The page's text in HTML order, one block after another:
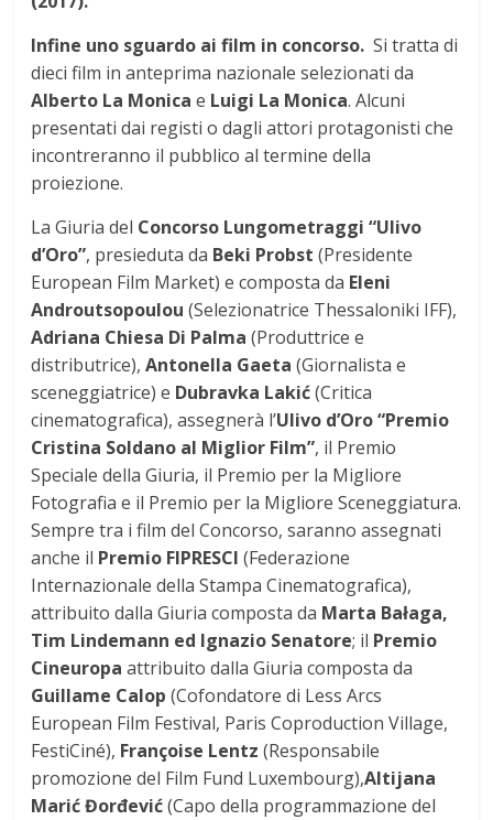
Infine uno sguardo ai film in concorso.Si tratta di
dieci film in anteprima nazionale selezionati da
Alberto La Monicae Luigi La Monica. Alcuni
presentati dai registi o dagli attori protagonisti che
incontreranno il pubblico al termine della
proiezione.
La Giuria del Concorso Lungometraggi “Ulivo
d’Oro”, presieduta da Beki Probst(Presidente
European Film Market) e composta da Eleni
Androutsopoulou(Selezionatrice Thessaloniki IFF),
Adriana Chiesa Di Palma (Produttrice e
distributrice),Antonella Gaeta(Giornalista e
sceneggiatrice) e Dubravka Lakić(Critica
cinematografica), assegnerà l’Ulivo d’Oro “Premio
Cristina Soldano al Miglior Film”, il Premio
Speciale della Giuria, il Premio per la Migliore
Fotografia e il Premio per la Migliore Sceneggiatura.
Sempre tra i film del Concorso, saranno assegnati
anche il Premio FIPRESCI (Federazione
Internazionale della Stampa Cinematografica),
attribuito dalla Giuria composta da Marta Bałaga,
Tim Lindemann ed Ignazio Senatore; il Premio
Cineuropa attribuito dalla Giuria composta da
Guillame Calop(Cofondatore di Less Arcs
European Film Festival, Paris Coproduction Village,
FestiCiné), Françoise Lentz (Responsabile
promozione del Film Fund Luxembourg),Altijana
Marić Đorđević(Capo della programmazione del